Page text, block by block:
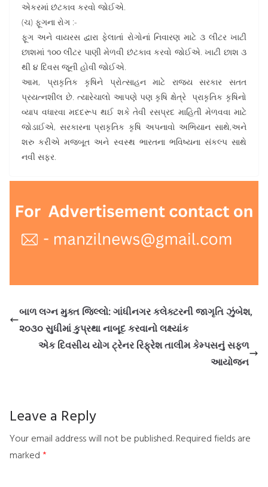
એકરમાં છંટકાવ કરવો જોઈએ.
(ચ) ફૂગના રોગ :-
ફૂગ અને વાયરસ દ્વારા ફેલાતાં રોગોનાં નિવારણ માટે ૩ લીટર ખાટી
છાશમાં ૧૦૦ લીટર પાણી મેળવી છંટકાવ કરવો જોઈએ. ખાટી છાશ ૩
થી ૪ દિવસ જૂની હોવી જોઈએ.
આમ, પ્રાકૃતિક કૃષિને પ્રોત્સાહન માટે રાજ્ય સરકાર સતત
પ્રયત્નશીલ છે. ત્યારેચાલો આપણે પણ કૃષિ ક્ષેત્રે પ્રાકૃતિક કૃષિનો
વ્યાપ વધારવા મદદરૂપ થઈ શકે તેવી રસપ્રદ માહિતી મેળવવા માટે
જોડાઈએ, સરકારના પ્રાકૃતિક કૃષિ અપનાવો અભિયાન સાથે,અને
શરુ કરીએ મજબૂત અને સ્વસ્થ ભારતના ભવિષ્યના સંકલ્પ સાથે
નવી સફર.
બાળ લગ્ન મુક્ત જિલ્લો: ગાંધીનગર કલેક્ટરની જાગૃતિ ઝુંબેશ,
૨૦૩૦ સુધીમાં કુપ્રથા નાબૂદ કરવાનો લક્ષ્યાંક
એક દિવસીય યોગ ટ્રેનર રિફ્રેશ તાલીમ કેમ્પસનું સફળ
આયોજન
Leave a Reply
Your email address will not be published. Required fields are
marked *